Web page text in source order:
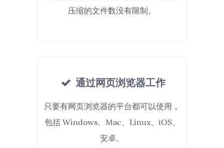
压缩的文件数没有限制。
通过网页浏览器工作
只要有网页浏览器的平台都可以使用，
包括 Windows、Mac、Linux、iOS、
安卓。